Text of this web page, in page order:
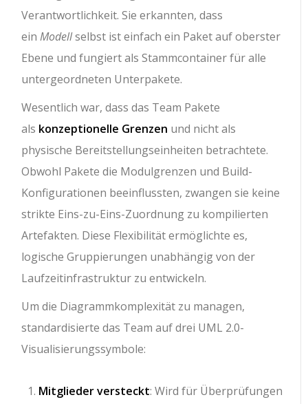
Verantwortlichkeit. Sie erkannten, dass
einModellselbst ist einfach ein Paket auf oberster
Ebene und fungiert als Stammcontainer für alle
untergeordneten Unterpakete.
Wesentlich war, dass das Team Pakete
als konzeptionelle Grenzen und nicht als
physische Bereitstellungseinheiten betrachtete.
Obwohl Pakete die Modulgrenzen und Build-
Konfigurationen beeinflussten, zwangen sie keine
strikte Eins-zu-Eins-Zuordnung zu kompilierten
Artefakten. Diese Flexibilität ermöglichte es,
logische Gruppierungen unabhängig von der
Laufzeitinfrastruktur zu entwickeln.
Um die Diagrammkomplexität zu managen,
standardisierte das Team auf drei UML 2.0-
Visualisierungssymbole:
Mitglieder versteckt: Wird für Überprüfungen